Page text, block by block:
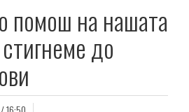
помош на нашата
до